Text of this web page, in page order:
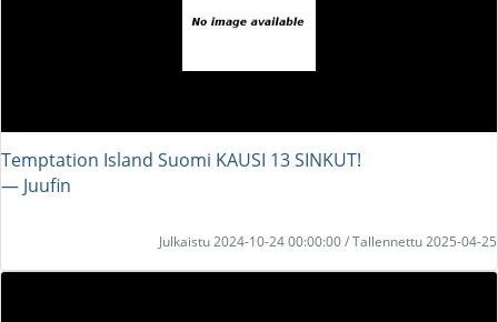
Temptation Island Suomi KAUSI 13 SINKUT!
― Juufin
Julkaistu 2024-10-24 00:00:00 / Tallennettu 2025-04-25